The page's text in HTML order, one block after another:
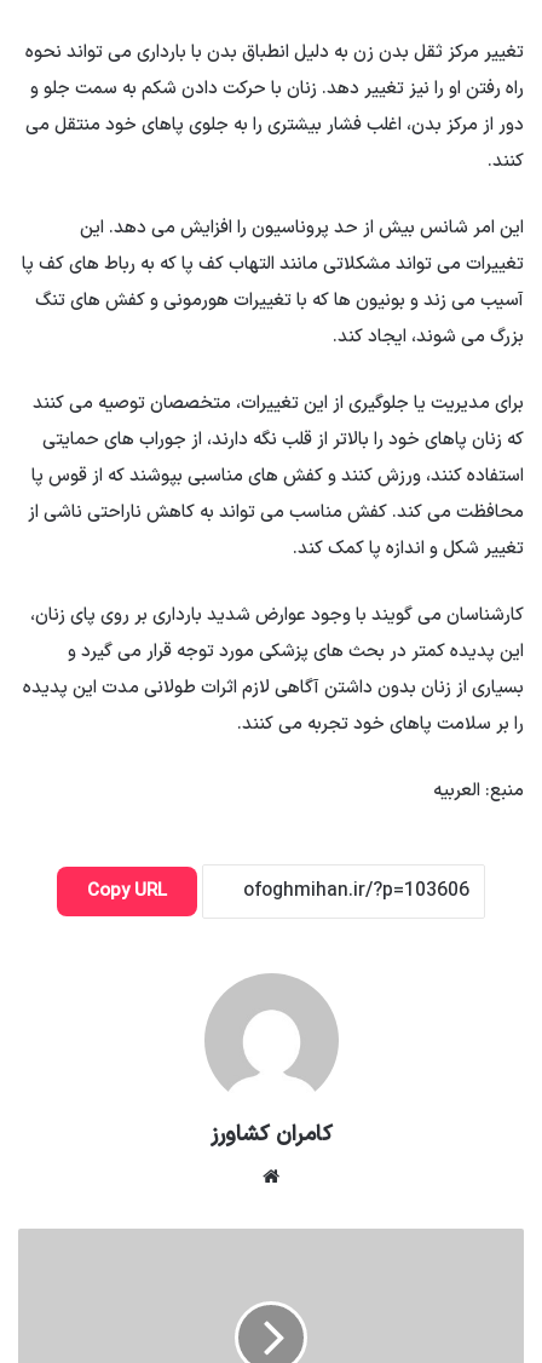
تغییر مرکز ثقل بدن زن به دلیل انطباق بدن با بارداری می تواند نحوه
راه رفتن او را نیز تغییر دهد. زنان با حرکت دادن شکم به سمت جلو و
دور از مرکز بدن، اغلب فشار بیشتری را به جلوی پاهای خود منتقل می
کنند.
این امر شانس بیش از حد پروناسیون را افزایش می دهد. این
تغییرات می تواند مشکلاتی مانند التهاب کف پا که به رباط های کف پا
آسیب می زند و بونیون ها که با تغییرات هورمونی و کفش های تنگ
بزرگ می شوند، ایجاد کند.
برای مدیریت یا جلوگیری از این تغییرات، متخصصان توصیه می کنند
که زنان پاهای خود را بالاتر از قلب نگه دارند، از جوراب های حمایتی
استفاده کنند، ورزش کنند و کفش های مناسبی بپوشند که از قوس پا
محافظت می کند. کفش مناسب می تواند به کاهش ناراحتی ناشی از
تغییر شکل و اندازه پا کمک کند.
کارشناسان می گویند با وجود عوارض شدید بارداری بر روی پای زنان،
این پدیده کمتر در بحث های پزشکی مورد توجه قرار می گیرد و
بسیاری از زنان بدون داشتن آگاهی لازم اثرات طولانی مدت این پدیده
را بر سلامت پاهای خود تجربه می کنند.
منبع: العربیه
Copy URL
کامران کشاورز